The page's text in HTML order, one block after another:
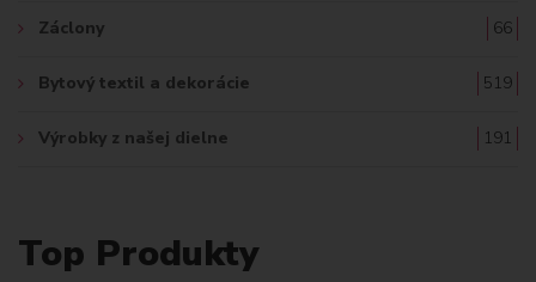
Záclony 66
Bytový textil a dekorácie 519
Výrobky z našej dielne 191
Top Produkty